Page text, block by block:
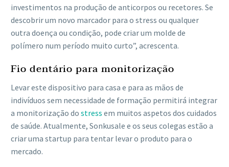
investimentos na produção de anticorpos ou recetores. Se
descobrir um novo marcador para o stress ou qualquer
outra doença ou condição, pode criar um molde de
polímero num período muito curto”, acrescenta.
Fio dentário para monitorização
Levar este dispositivo para casa e para as mãos de
indivíduos sem necessidade de formação permitirá integrar
a monitorização do stress em muitos aspetos dos cuidados
de saúde. Atualmente, Sonkusale e os seus colegas estão a
criar uma startup para tentar levar o produto para o
mercado.